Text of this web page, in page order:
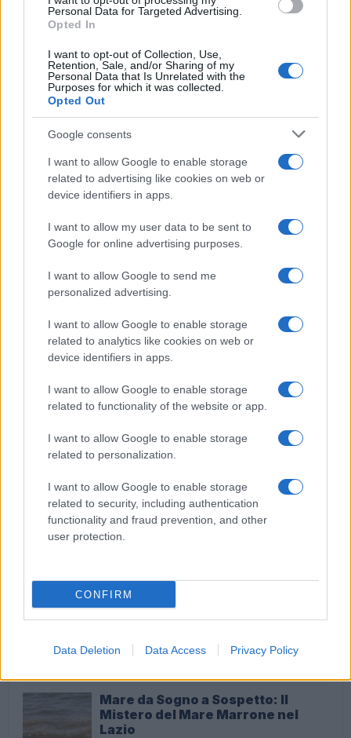
Personal Data for Targeted Advertising.
Opted In
I want to opt-out of Collection, Use,
Retention, Sale, and/or Sharing of my
Personal Data that Is Unrelated with the
Purposes for which it was collected.
Opted Out
Google consents
I want to allow Google to enable storage
related to advertising like cookies on web or
device identifiers in apps.
I want to allow my user data to be sent to
Google for online advertising purposes.
I want to allow Google to send me
personalized advertising.
I want to allow Google to enable storage
related to analytics like cookies on web or
device identifiers in apps.
I want to allow Google to enable storage
related to functionality of the website or app.
I want to allow Google to enable storage
related to personalization.
I want to allow Google to enable storage
related to security, including authentication
functionality and fraud prevention, and other
user protection.
CONFIRM
Data Deletion Data Access Privacy Policy
fiumicino Rapina
ARTICOLI CORRELATI
Ryanair punta su Roma, il colosso dell’aviazione low
dipendenti
Taxi volante, primo test a Roma: “Da Fiumicino al
centro città in 20 minuti”
Via Portuense, rapina farmacia con una pistola
giocattolo
Giorgio Parisi scende in campo
le disuguaglianze
Mare da Sogno a Sospetto: Il
Mistero del Mare Marrone nel
Lazio